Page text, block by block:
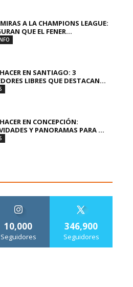
A LA CHAMPIONS LEAGUE:
QUE EL FENER...
EN SANTIAGO: 3
LIBRES QUE DESTACAN...
EN CONCEPCIÓN:
Y PANORAMAS PARA ...
10,000
Seguidores
346,900
Seguidores